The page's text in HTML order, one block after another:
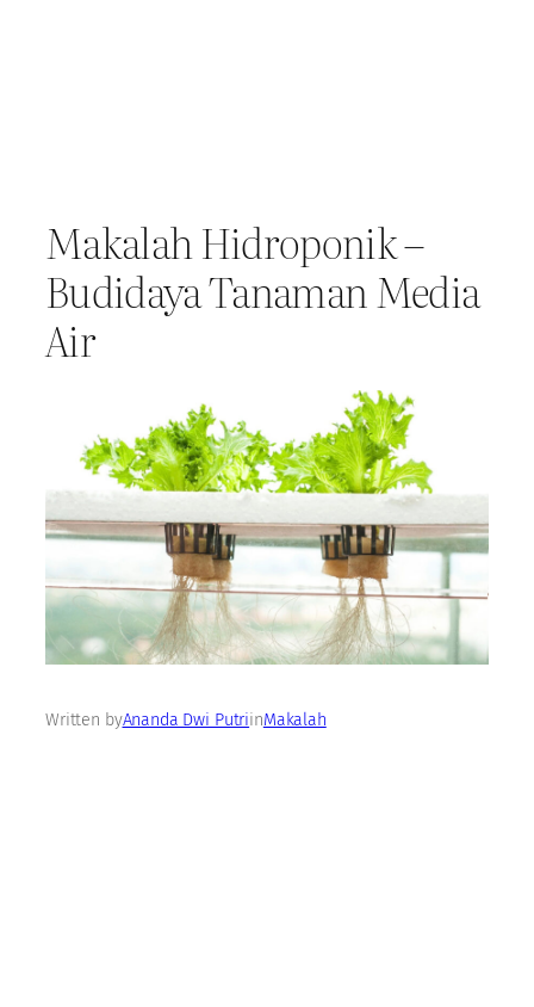
Makalah Hidroponik –
Budidaya Tanaman Media
Air
Written byAnanda Dwi PutriinMakalah